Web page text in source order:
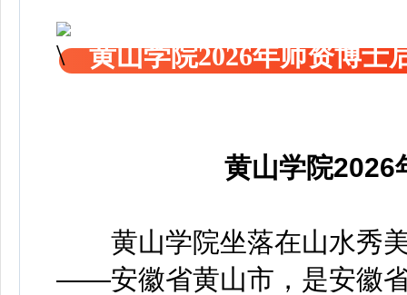
黄山学院2026年师资博士
黄山学院2026
黄山学院坐落在山水秀美
——安徽省黄山市，是安徽